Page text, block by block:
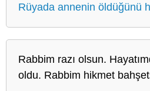
Rüyada annenin öldüğünü
Rabbim razı olsun.
oldu. Rabbim hikmet